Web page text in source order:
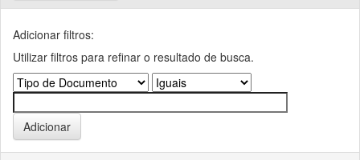
Adicionar filtros:
Utilizar filtros para refinar o resultado de busca.